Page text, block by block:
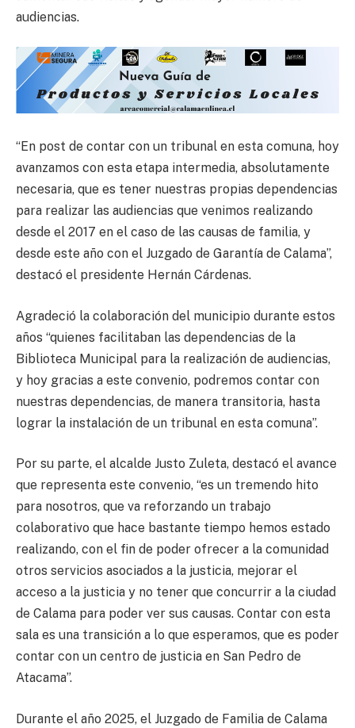
audiencias.
“En post de contar con un tribunal en esta comuna, hoy
avanzamos con esta etapa intermedia, absolutamente
necesaria, que es tener nuestras propias dependencias
para realizar las audiencias que venimos realizando
desde el 2017 en el caso de las causas de familia, y
desde este año con el Juzgado de Garantía de Calama”,
destacó el presidente Hernán Cárdenas.
Agradeció la colaboración del municipio durante estos
años “quienes facilitaban las dependencias de la
Biblioteca Municipal para la realización de audiencias,
y hoy gracias a este convenio, podremos contar con
nuestras dependencias, de manera transitoria, hasta
lograr la instalación de un tribunal en esta comuna”.
Por su parte, el alcalde Justo Zuleta, destacó el avance
que representa este convenio, “es un tremendo hito
para nosotros, que va reforzando un trabajo
colaborativo que hace bastante tiempo hemos estado
realizando, con el fin de poder ofrecer a la comunidad
otros servicios asociados a la justicia, mejorar el
acceso a la justicia y no tener que concurrir a la ciudad
de Calama para poder ver sus causas. Contar con esta
sala es una transición a lo que esperamos, que es poder
contar con un centro de justicia en San Pedro de
Atacama”.
Durante el año 2025, el Juzgado de Familia de Calama